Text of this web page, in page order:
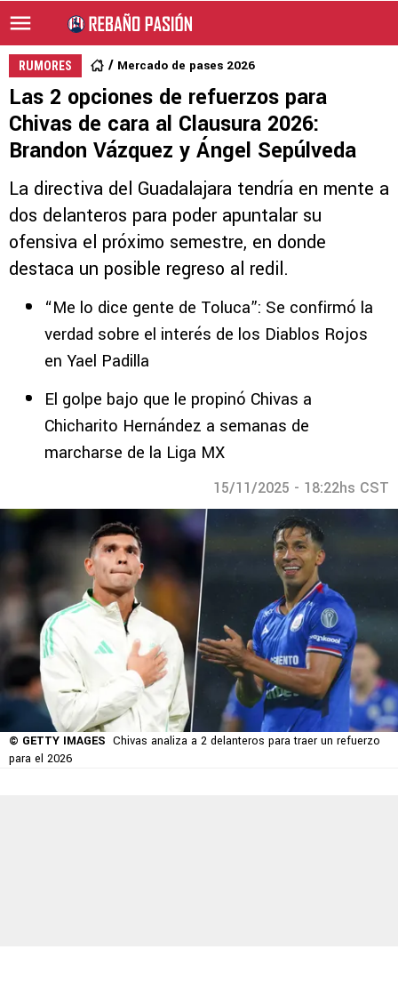
RUMORES Mercado de pases 2026
Las 2 opciones de refuerzos para
Chivas de cara al Clausura 2026:
Brandon Vázquez y Ángel Sepúlveda
La directiva del Guadalajara tendría en mente a
dos delanteros para poder apuntalar su
ofensiva el próximo semestre, en donde
destaca un posible regreso al redil.
“Me lo dice gente de Toluca”: Se confirmó la
verdad sobre el interés de los Diablos Rojos
en Yael Padilla
El golpe bajo que le propinó Chivas a
Chicharito Hernández a semanas de
marcharse de la Liga MX
15/11/2025 - 18:22hs CST
© GETTY IMAGES Chivas analiza a 2 delanteros para traer un refuerzo
para el 2026